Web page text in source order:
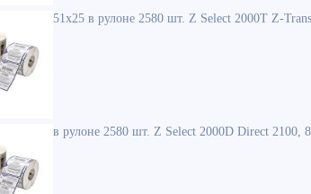
51x25 в рулоне 2580 шт. Z Select 2000T Z-
в рулоне 2580 шт. Z Select 2000D Direct 2100,